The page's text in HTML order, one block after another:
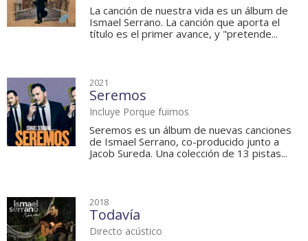
La canción de nuestra vida es un álbum de
Ismael Serrano. La canción que aporta el
título es el primer avance, y "pretende...
2021
Seremos
Incluye Porque fuimos
Seremos es un álbum de nuevas canciones
de Ismael Serrano, co-producido junto a
Jacob Sureda. Una colección de 13 pistas...
2018
Todavía
Directo acústico